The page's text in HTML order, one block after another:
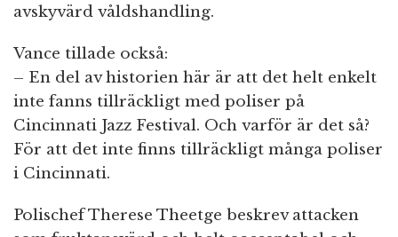
avskyvärd våldshandling.
Vance tillade också:
– En del av historien här är att det helt enkelt
inte fanns tillräckligt med poliser på
Cincinnati Jazz Festival. Och varför är det så?
För att det inte finns tillräckligt många poliser
i Cincinnati.
Polischef Therese Theetge beskrev attacken